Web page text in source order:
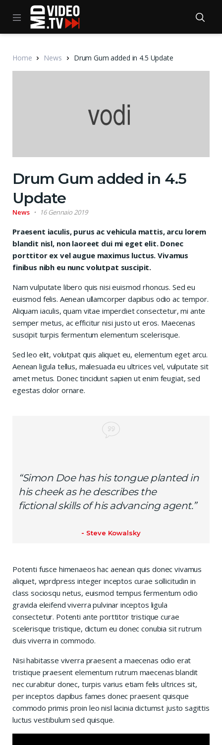
Home News Drum Gum added in 4.5 Update
Drum Gum added in 4.5
Update
News 16 Gennaio 2019
Praesent iaculis, purus ac vehicula mattis, arcu lorem
blandit nisl, non laoreet dui mi eget elit. Donec
porttitor ex vel augue maximus luctus. Vivamus
finibus nibh eu nunc volutpat suscipit.
Nam vulputate libero quis nisi euismod rhoncus. Sed eu
euismod felis. Aenean ullamcorper dapibus odio ac tempor.
Aliquam iaculis, quam vitae imperdiet consectetur, mi ante
semper metus, ac efficitur nisi justo ut eros. Maecenas
suscipit turpis fermentum elementum scelerisque.
Sed leo elit, volutpat quis aliquet eu, elementum eget arcu.
Aenean ligula tellus, malesuada eu ultrices vel, vulputate sit
amet metus. Donec tincidunt sapien ut enim feugiat, sed
egestas dolor ornare.
“Simon Doe has his tongue planted in
his cheek as he describes the
fictional skills of his advancing agent.”
Steve Kowalsky
Potenti fusce himenaeos hac aenean quis donec vivamus
aliquet, wprdpress integer inceptos curae sollicitudin in
class sociosqu netus, euismod tempus fermentum odio
gravida eleifend viverra pulvinar inceptos ligula
consectetur. Potenti ante porttitor tristique curae
scelerisque tristique, dictum eu donec conubia sit rutrum
duis viverra in commodo.
Nisi habitasse viverra praesent a maecenas odio erat
tristique praesent elementum rutrum maecenas blandit
nec curabitur donec, turpis varius etiam felis ultrices sit,
per inceptos dapibus fames donec praesent quisque
commodo primis proin leo nisl lacinia dictumst justo sagittis
luctus vestibulum sed quisque.